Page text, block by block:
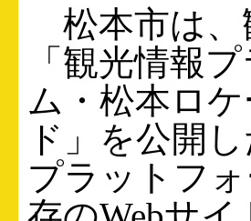
松本市は、
「観光情報
ム・松本ロ
ド」を公開
プラットフ